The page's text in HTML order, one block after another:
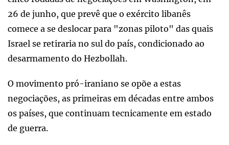
26 de junho, que prevê que o exército libanês
comece a se deslocar para "zonas piloto" das quais
Israel se retiraria no sul do país, condicionado ao
desarmamento do Hezbollah.
O movimento pró-iraniano se opõe a estas
negociações, as primeiras em décadas entre ambos
os países, que continuam tecnicamente em estado
de guerra.